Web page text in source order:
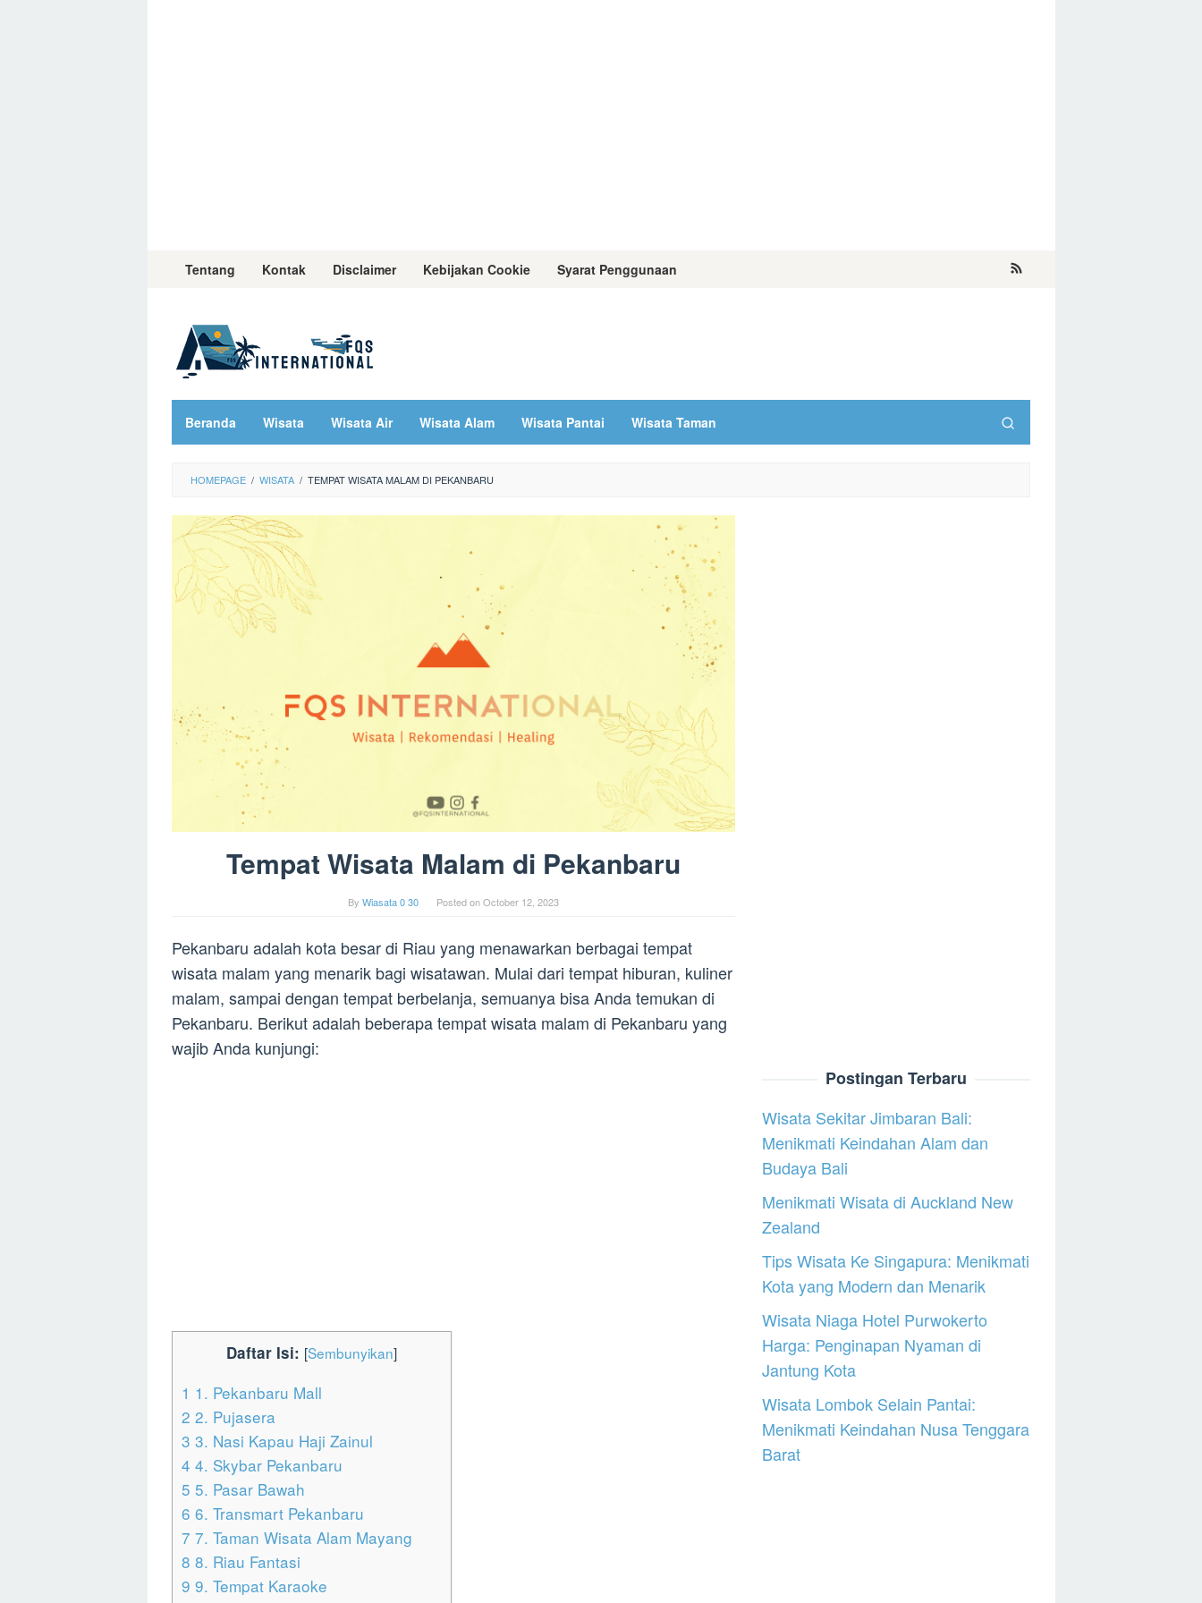
Tentang Kontak Disclaimer Kebijakan Cookie Syarat Penggunaan
Beranda Wisata Wisata Air Wisata Alam Wisata Pantai Wisata Taman
HOMEPAGE / WISATA / TEMPAT WISATA MALAM DI PEKANBARU
Tempat Wisata Malam di Pekanbaru
By Wiasata 0 30 Posted onOctober 12, 2023
Pekanbaru adalah kota besar di Riau yang menawarkan berbagai tempat
wisata malam yang menarik bagi wisatawan. Mulai dari tempat hiburan, kuliner
malam, sampai dengan tempat berbelanja, semuanya bisa Anda temukan di
Pekanbaru. Berikut adalah beberapa tempat wisata malam di Pekanbaru yang
wajib Anda kunjungi:
Daftar Isi: [Sembunyikan]
1 1. Pekanbaru Mall
2 2. Pujasera
3 3. Nasi Kapau Haji Zainul
4 4. Skybar Pekanbaru
5 5. Pasar Bawah
6 6. Transmart Pekanbaru
7 7. Taman Wisata Alam Mayang
8 8. Riau Fantasi
9 9. Tempat Karaoke
Postingan Terbaru
Wisata Sekitar Jimbaran Bali:
Menikmati Keindahan Alam dan
Budaya Bali
Menikmati Wisata di Auckland New
Zealand
Tips Wisata Ke Singapura: Menikmati
Kota yang Modern dan Menarik
Wisata Niaga Hotel Purwokerto
Harga: Penginapan Nyaman di
Jantung Kota
Wisata Lombok Selain Pantai:
Menikmati Keindahan Nusa Tenggara
Barat